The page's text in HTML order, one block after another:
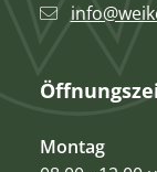
Montag